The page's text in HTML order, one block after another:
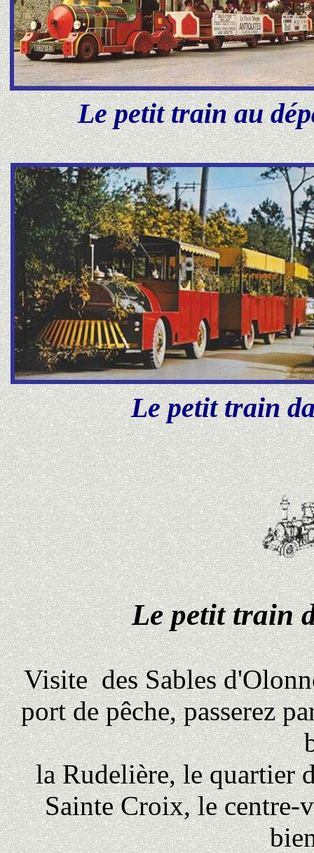
Le petit train au
Le petit train
Le petit train
Visite desSables
port de pêche, passerez
la Rudelière, le quartier
Sainte Croix, le centre-